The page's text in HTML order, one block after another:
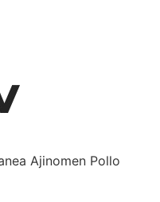
Ajinomen Pollo